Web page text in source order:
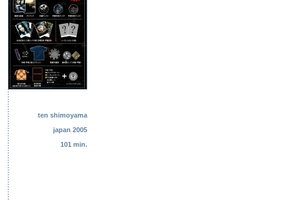
ten shimoyama
japan 2005
101 min.